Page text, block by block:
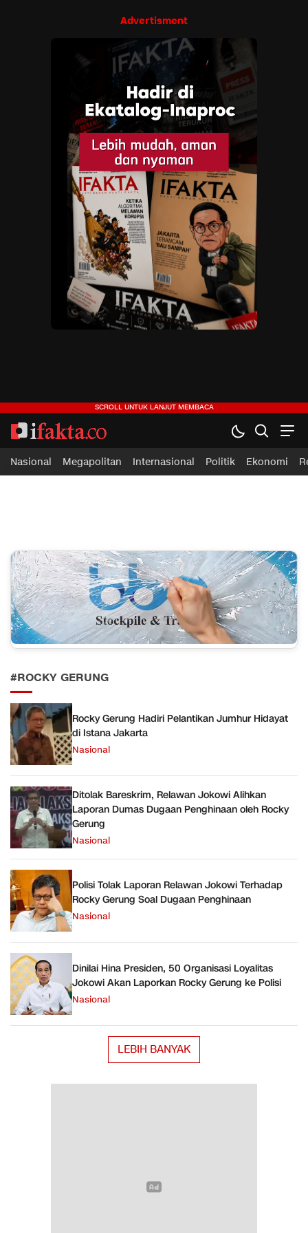
Advertisment
ifakta.co
#pastibenar
Nasional Megapolitan Internasional Politik Ekonomi
#ROCKY GERUNG
Rocky Gerung Hadiri Pelantikan Jumhur Hidayat
di Istana Jakarta
Nasional
Ditolak Bareskrim, Relawan Jokowi Alihkan
Laporan Dumas Dugaan Penghinaan oleh Rocky
Gerung
Nasional
Polisi Tolak Laporan Relawan Jokowi Terhadap
Rocky Gerung Soal Dugaan Penghinaan
Nasional
Dinilai Hina Presiden, 50 Organisasi Loyalitas
Jokowi Akan Laporkan Rocky Gerung ke Polisi
Nasional
LEBIH BANYAK